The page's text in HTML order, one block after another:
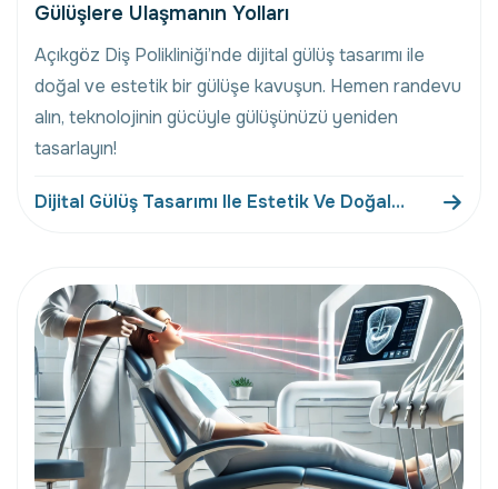
Gülüşlere Ulaşmanın Yolları
Açıkgöz Diş Polikliniği’nde dijital gülüş tasarımı ile
doğal ve estetik bir gülüşe kavuşun. Hemen randevu
alın, teknolojinin gücüyle gülüşünüzü yeniden
tasarlayın!
Dijital Gülüş Tasarımı Ile Estetik Ve Doğal